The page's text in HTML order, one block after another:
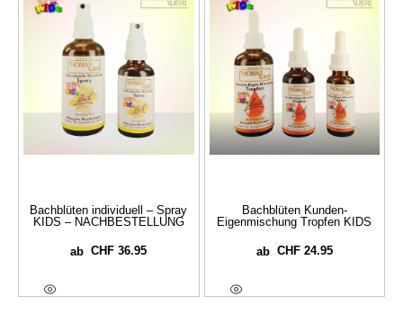
Bachblüten individuell – Spray
KIDS – NACHBESTELLUNG
abCHF 36.95
Bachblüten Kunden-
Eigenmischung Tropfen KIDS
ab CHF24.95